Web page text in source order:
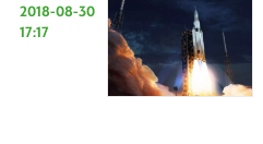
2018-08-30
17:17